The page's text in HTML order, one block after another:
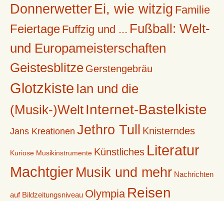
Donnerwetter Ei, wie witzig Familie
Feiertage Fuffzig und ... Fußball: Welt-
und Europameisterschaften
Geistesblitze Gerstengebräu
Glotzkiste Ian und die
(Musik-)Welt Internet-Bastelkiste
Jans Kreationen Jethro Tull Knisterndes
Kuriose Musikinstrumente Künstliches Literatur
MachtgierMusik und mehr Nachrichten
auf Bildzeitungsniveau Olympia Reisen